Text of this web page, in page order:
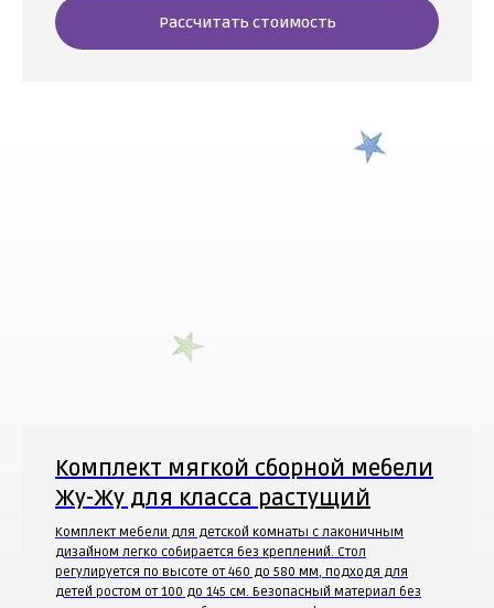
Рассчитать стоимость
Комплект мягкой сборной мебели
Жу-Жу для класса растущий
Комплект мебели для детской комнаты с лаконичным
дизайном легко собирается без креплений. Стол
регулируется по высоте от 460 до 580 мм, подходя для
детей ростом от 100 до 145 см. Безопасный материал без